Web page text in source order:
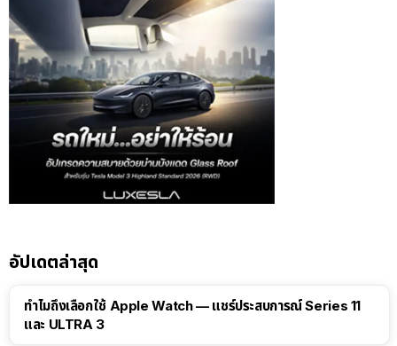
อัปเดตล่าสุด
ทำไมถึงเลือกใช้ Apple Watch — แชร์ประสบการณ์ Series 11
และ ULTRA 3